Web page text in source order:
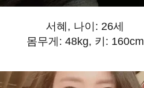
서혜, 나이: 26세
몸무게: 48kg, 키: 160cm